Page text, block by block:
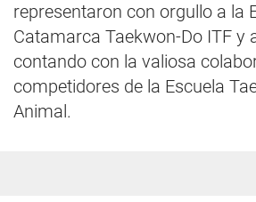
representaron con orgullo a la
Catamarca Taekwon-Do ITF y
contando con la valiosa
competidores de la Escuela
Animal.